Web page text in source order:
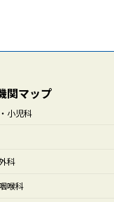
関マップ
小児科
科
喉科